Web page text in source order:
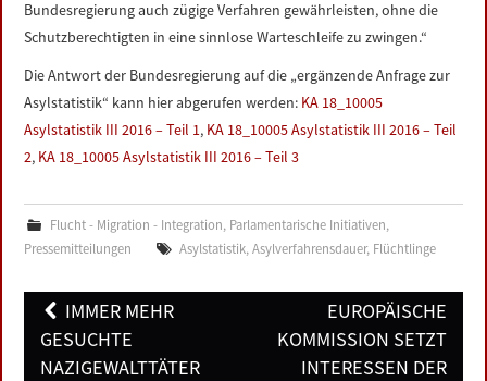
Bundesregierung auch zügige Verfahren gewährleisten, ohne die
Schutzberechtigten in eine sinnlose Warteschleife zu zwingen.“
Die Antwort der Bundesregierung auf die „ergänzende Anfrage zur
Asylstatistik“ kann hier abgerufen werden: KA 18_10005
Asylstatistik III 2016 – Teil 1, KA 18_10005 Asylstatistik III 2016 – Teil
2, KA 18_10005 Asylstatistik III 2016 – Teil 3
Flucht - Migration - Integration, Parlamentarische Initiativen,
Pressemitteilungen
Asylstatistik, Asylverfahrensdauer, Flüchtlinge
Post
navigation
IMMER MEHR
GESUCHTE
NAZIGEWALTTÄTER
EUROPÄISCHE
KOMMISSION SETZT
INTERESSEN DER